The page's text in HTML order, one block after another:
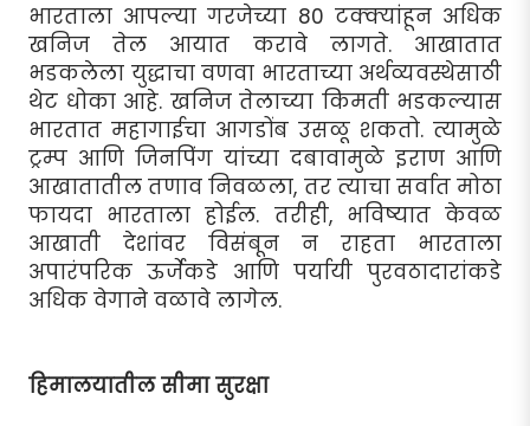
भारताला आपल्या गरजेच्या 80 टक्क्यांहून अधिक
खनिज तेल आयात करावे लागते. आखातात
भडकलेला युद्धाचा वणवा भारताच्या अर्थव्यवस्थेसाठी
थेट धोका आहे. खनिज तेलाच्या किमती भडकल्यास
भारतात महागाईचा आगडोंब उसळू शकतो. त्यामुळे
ट्रम्प आणि जिनपिंग यांच्या दबावामुळे इराण आणि
आखातातील तणाव निवळला, तर त्याचा सर्वात मोठा
फायदा भारताला होईल. तरीही, भविष्यात केवळ
आखाती देशांवर विसंबून न राहता भारताला
अपारंपरिक ऊर्जेकडे आणि पर्यायी पुरवठादारांकडे
अधिक वेगाने वळावे लागेल.
हिमालयातील सीमा सुरक्षा